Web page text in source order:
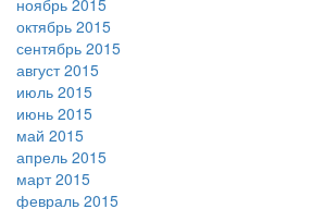
ноябрь 2015
октябрь 2015
сентябрь 2015
август 2015
июль 2015
июнь 2015
май 2015
апрель 2015
март 2015
февраль 2015